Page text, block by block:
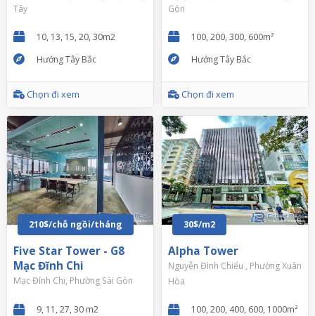
Tây
10, 13, 15, 20, 30m2
Hướng Tây Bắc
Chọn đi xem
Gòn
100, 200, 300, 600m²
Hướng Tây Bắc
Chọn đi xem
210$/chỗ ngồi/tháng
Five Star Tower - G8
Mạc Đĩnh Chi
Mạc Đỉnh Chi, Phường Sài Gòn
9, 11, 27, 30 m2
30$/m2
Alpha Tower
Nguyễn Đình Chiểu , Phường Xuân
Hòa
100, 200, 400, 600, 1000m²